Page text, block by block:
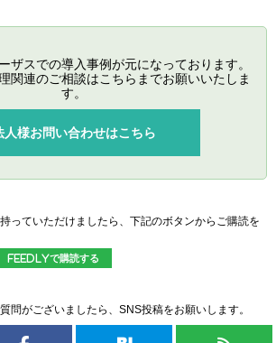
ザスでの導入事例が元になっております。
関連のご相談はこちらまでお願いいたしま
す。
人様お問い合わせはこちら
っていただけましたら、下記のボタンからご購読を
feedlyで購読する
問がございましたら、SNS投稿をお願いします。